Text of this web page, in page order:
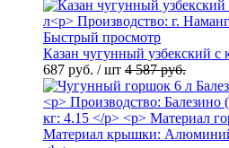
Быстрый просмотр
Казан чугунный узбекский
687 руб. / шт 4 587 руб.